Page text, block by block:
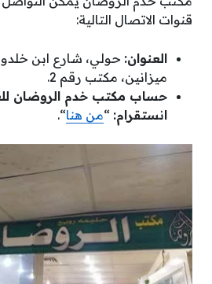
قنوات الاتصال التالية:
العنوان: حولي، شارع ابن
ميزانين، مكتب رقم 2.
حساب مكتب خدم الروضان
انستقرام: “من هنا“.